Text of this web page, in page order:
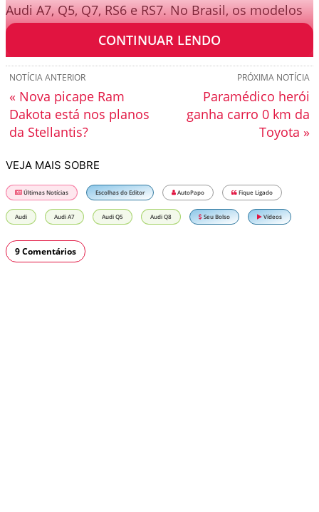
Audi A7, Q5, Q7, RS6 e RS7. No Brasil, os modelos
estão avaliados entre R$ 300 mil a R$ 750 mil.
CONTINUAR LENDO
PRÓXIMA NOTÍCIA
Paramédico herói
ganha carro 0 km da
Toyota »
NOTÍCIA ANTERIOR
« Nova picape Ram
Dakota está nos planos
da Stellantis?
VEJA MAIS SOBRE
Últimas Notícias Escolhas do Editor AutoPapo Fique Ligado
Audi Audi A7 Audi Q5 Audi Q8 Seu Bolso Vídeos
9 Comentários